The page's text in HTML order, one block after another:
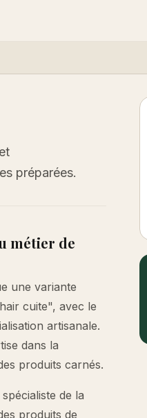
préparées.
métier de
une variante
cuite", avec le
artisanale.
dans la
produits carnés.
de la
produits de